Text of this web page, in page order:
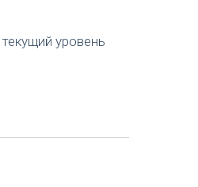
уровень